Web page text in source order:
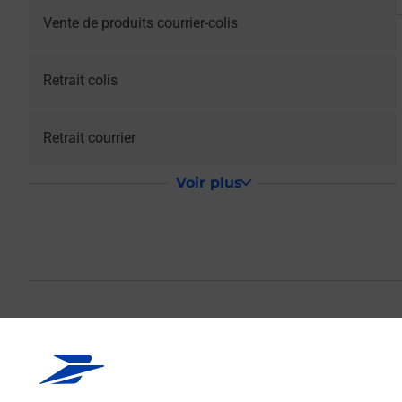
Vente de produits courrier-colis
Retrait colis
Retrait courrier
Voir plus
La Poste Agence
Votre point de contact La Poste Agence Communale